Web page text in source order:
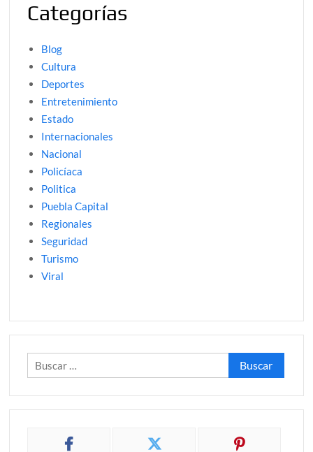
Categorías
Blog
Cultura
Deportes
Entretenimiento
Estado
Internacionales
Nacional
Policíaca
Politica
Puebla Capital
Regionales
Seguridad
Turismo
Viral
Buscar: